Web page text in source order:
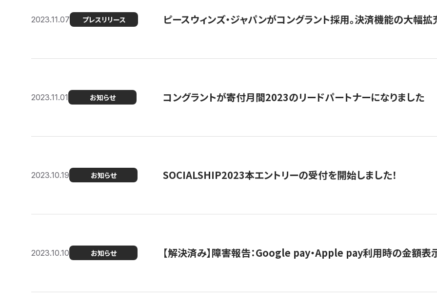
2023.11.07 プレスリリース ピースウィンズ・ジャパンがコングラント採用。決済機能の大幅
2023.11.01 お知らせ コングラントが寄付月間2023のリードパートナーになりました
2023.10.19 お知らせ SOCIALSHIP2023本エントリーの受付を開始しました！
2023.10.10 お知らせ 【解決済み】障害報告：Google pay・Apple pay利用時の金額表